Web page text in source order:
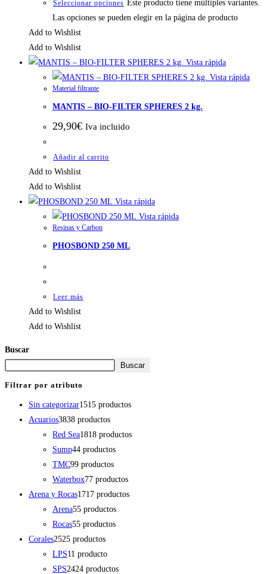
Seleccionar opciones Este producto tiene múltiples variantes.
Las opciones se pueden elegir en la página de producto
Add to Wishlist
Add to Wishlist
Vista rápida
Vista rápida
Material filtrante
MANTIS – BIO-FILTER SPHERES 2 kg.
29,90€ Iva incluido
Añadir al carrito
Add to Wishlist
Add to Wishlist
Vista rápida
Vista rápida
Resinas y Carbon
PHOSBOND 250 ML
Leer más
Add to Wishlist
Add to Wishlist
Buscar
Buscar
Filtrar por atributo
Sin categorizar1515 productos
Acuarios3838 productos
Red Sea1818 productos
Sump44 productos
TMC99 productos
Waterbox77 productos
Arena y Rocas1717 productos
Arena55 productos
Rocas55 productos
Corales2525 productos
LPS11 producto
SPS2424 productos